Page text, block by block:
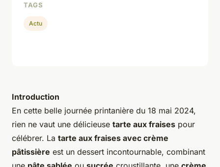
Introduction
En cette belle journée printanière du 18 mai 2024,
rien ne vaut une délicieuse tarte aux fraises pour
célébrer. La tarte aux fraises avec crème
pâtissière est un dessert incontournable, combinant
TAGS
Actu